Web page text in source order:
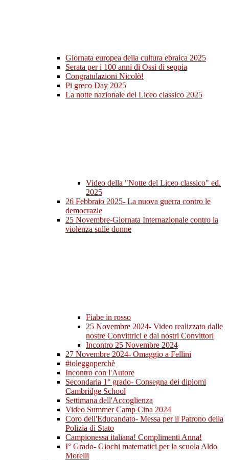
Giornata europea della cultura ebraica 2025
Serata per i 100 anni di Ossi di seppia
Congratulazioni Nicolò!
Pi greco Day 2025
La notte nazionale del Liceo classico 2025
Video della "Notte del Liceo classico" ed.
2025
26 Febbraio 2025- La nuova guerra contro le
democrazie
25 Novembre-Giornata Internazionale contro la
violenza sulle donne
Fiabe in rosso
25 Novembre 2024- Video realizzato dalle
nostre Convittrici e dai nostri Convittori
Incontro 25 Novembre 2024
27 Novembre 2024- Omaggio a Fellini
#ioleggoperchè
Incontro con l'Autore
Secondaria 1° grado- Consegna dei diplomi
Cambridge School
Settimana dell'Accoglienza
Video Summer Camp Cina 2024
Coro dell'Educandato- Messa per il Patrono della
Polizia di Stato
Campionessa italiana! Complimenti Anna!
I° Grado- Giochi matematici per la scuola Aldo
Morelli